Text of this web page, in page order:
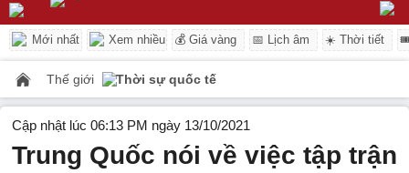
Mới nhất Xem nhiều 💰 Giá vàng 📅 Lịch âm ☀️ Thời tiết
Thế giới Thời sự quốc tế
Cập nhật lúc 06:13 PM ngày 13/10/2021
Trung Quốc nói về việc tập trận